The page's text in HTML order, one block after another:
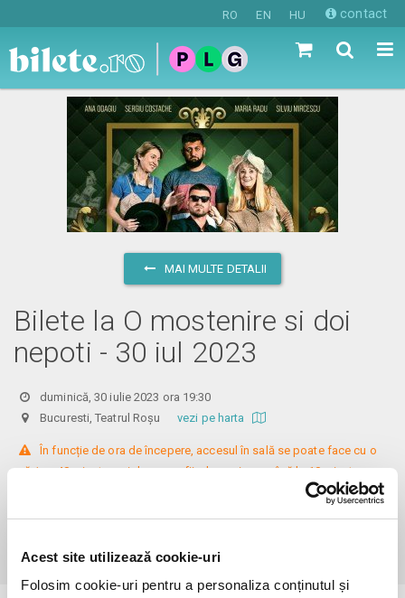
Acest site utilizează cookie-uri
Folosim cookie-uri pentru a personaliza conținutul și
RO EN HU contact
MAI MULTE DETALII
Bilete la O mostenire si doi
nepoti - 30 iul 2023
duminică, 30 iulie 2023 ora 19:30
Bucuresti, Teatrul Roșu vezi pe harta
În funcție de ora de începere, accesul în sală se poate face cu o
oră / cu 40 minute mai devreme, fiind permis cu până la 10 minute
înainte de spectacol. Așezarea se realizează la mese de 2 (nr. limitat), 3
Informații suplimentare, la nr. de telefon 0773 825 249.